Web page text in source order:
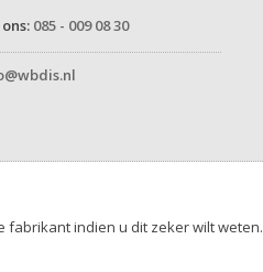
085 - 009 08 30
indien u dit zeker wilt weten.